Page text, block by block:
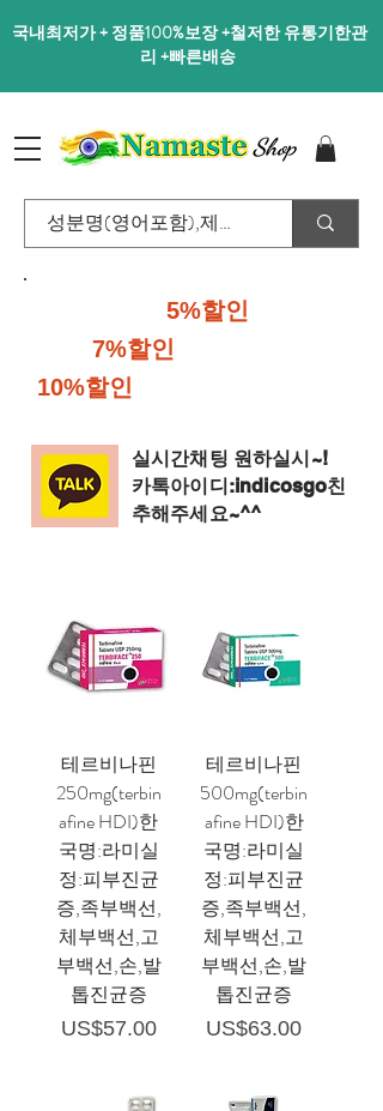
국내최저가 + 정품100%보장 +철저한 유통기한관
리 +빠른배송
Shop
5%할인
7%할인
10%할인
실시간채팅 원하실시~!
​카톡아이디:indicosgo친
추해주세요~^^
테르비나핀
250mg(terbin
afine HDI)한
국명:라미실
정:피부진균
증,족부백선,
체부백선,고
부백선,손,발
톱진균증
가격
US$57.00
테르비나핀
500mg(terbin
afine HDI)한
국명:라미실
정:피부진균
증,족부백선,
체부백선,고
부백선,손,발
톱진균증
가격
US$63.00